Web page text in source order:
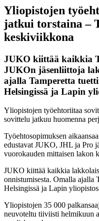
Yliopistojen
jatkui torstaina –
keskiviikkona
JUKO kiittää kaikkia
JUKOn jäsenliittoja
ajalla Tamperetta
Helsingissä ja Lapin
Yliopistojen työehtoriitaa
sovittelu jatkuu huomenna
Työehtosopimuksen
edustavat JUKO, JHL ja Pro
vuorokauden mittaisen lakon
JUKO kiittää kaikkia
onnistumisesta. Omalla ajalla
Helsingissä ja Lapin
Yliopistojen 35 000
neuvoteltu tiiviisti helmikuun